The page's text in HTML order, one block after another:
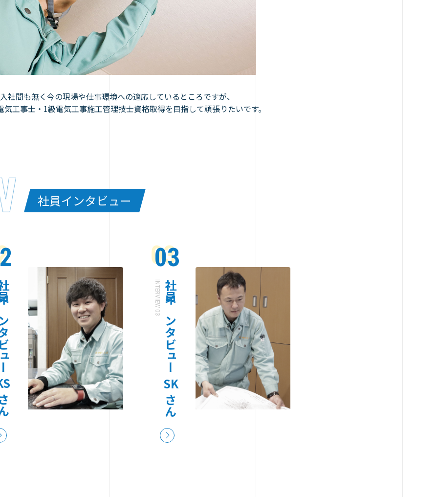
社間も無く今の現場や仕事環境への適応しているところですが、
気工事士・1級電気工事施工管理技士資格取得を目指して頑張りたいです。
社員インタビュー
ュー
03
社員インタビュー
SK
さん
INTERVIEW 03